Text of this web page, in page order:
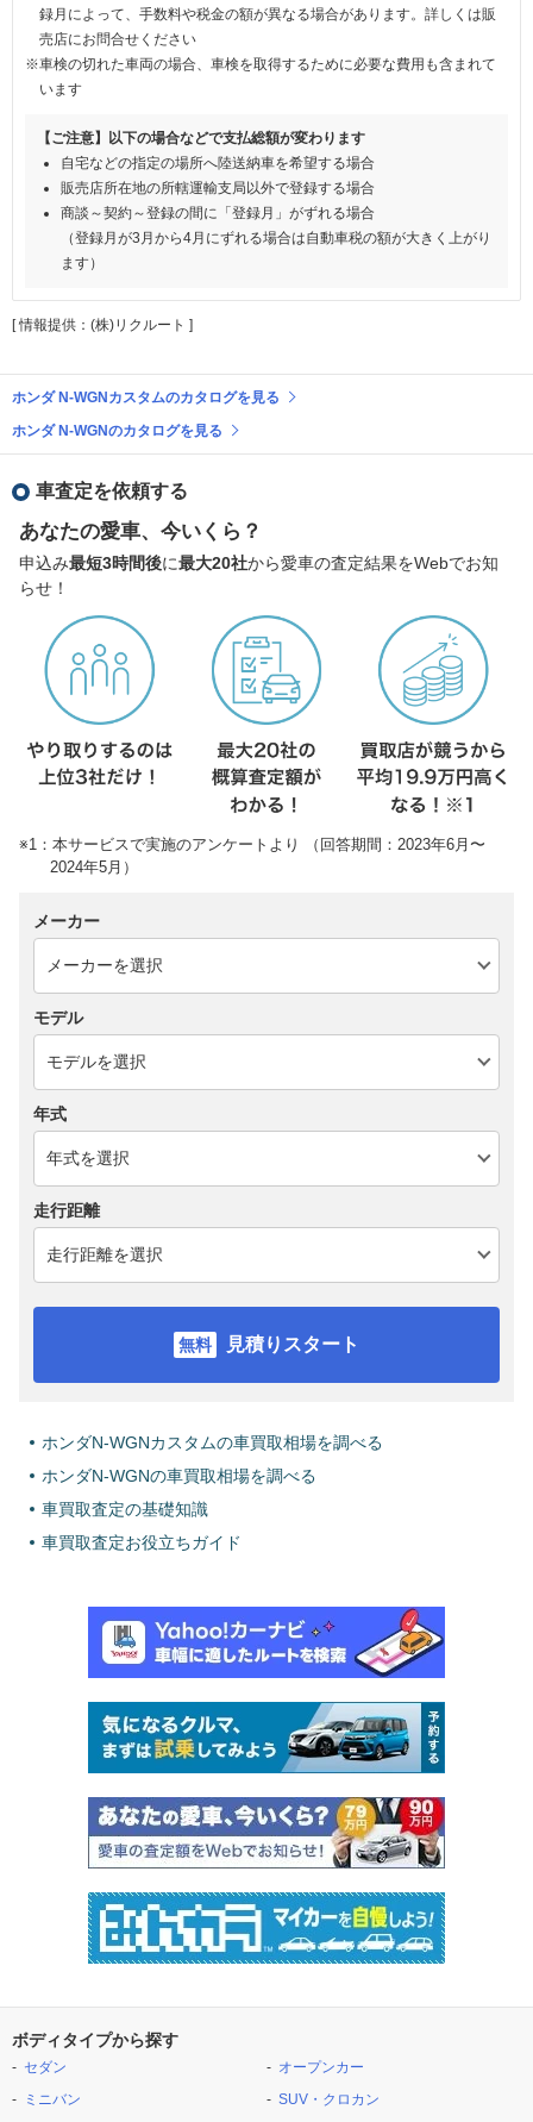
録月によって、手数料や税金の額が異なる場合があります。詳しくは販
売店にお問合せください
※車検の切れた車両の場合、車検を取得するために必要な費用も含まれて
います
【ご注意】以下の場合などで支払総額が変わります
自宅などの指定の場所へ陸送納車を希望する場合
販売店所在地の所轄運輸支局以外で登録する場合
商談～契約～登録の間に「登録月」がずれる場合
（登録月が3月から4月にずれる場合は自動車税の額が大きく上がり
ます）
[ 情報提供：(株)リクルート ]
ホンダ N-WGNカスタムのカタログを見る
ホンダ N-WGNのカタログを見る
車査定を依頼する
あなたの愛車、今いくら？
申込み最短3時間後に最大20社から愛車の査定結果をWebでお知
らせ！
※1：本サービスで実施のアンケートより （回答期間：2023年6月〜
2024年5月）
メーカー
モデル
年式
走行距離
見積りスタート
ホンダN-WGNカスタムの車買取相場を調べる
ホンダN-WGNの車買取相場を調べる
車買取査定の基礎知識
車買取査定お役立ちガイド
ボディタイプから探す
セダン
ミニバン
オープンカー
SUV・クロカン